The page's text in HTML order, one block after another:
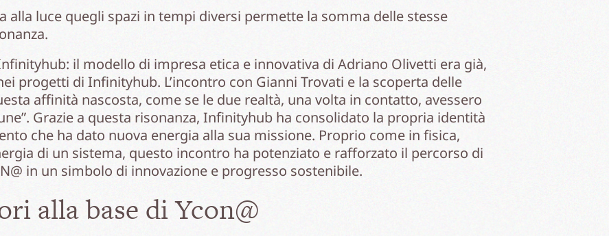
luce quegli spazi in tempi diversi permette la somma delle stesse
il modello di impresa etica e innovativa di Adriano Olivetti era già,
progetti di Infinityhub. L’incontro con Gianni Trovati e la scoperta delle
affinità nascosta, come se le due realtà, una volta in contatto, avessero
Grazie a questa risonanza, Infinityhub ha consolidato la propria identità
che ha dato nuova energia alla sua missione. Proprio come in fisica,
di un sistema, questo incontro ha potenziato e rafforzato il percorso di
in un simbolo di innovazione e progresso sostenibile.
alla base di Ycon@